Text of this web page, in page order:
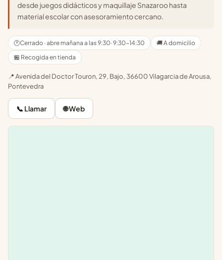
desde juegos didácticos y maquillaje Snazaroo hasta
material escolar con asesoramiento cercano.
🕐Cerrado · abre mañana a las 9:30· 9:30-14:30
🚚 A domicilio
🏪 Recogida en tienda
📍 Avenida del Doctor Touron, 29, Bajo, 36600 Vilagarcia de Arousa,
Pontevedra
📞 Llamar 🌐 Web